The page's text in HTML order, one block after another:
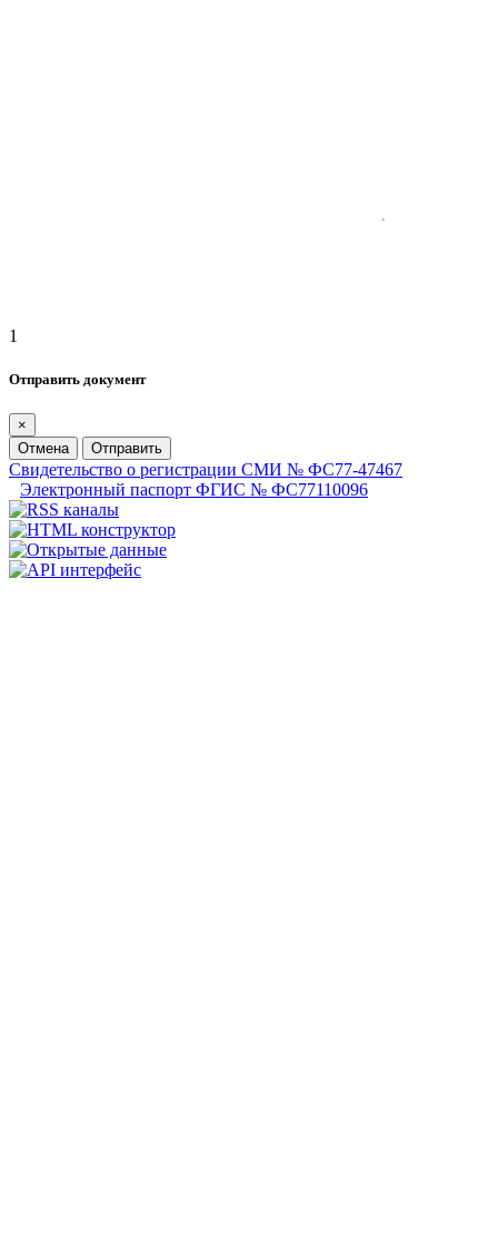
1
Отправить документ
×
Отмена
Отправить
Свидетельство о регистрации СМИ № ФС77-47467
Электронный паспорт ФГИС № ФС77110096